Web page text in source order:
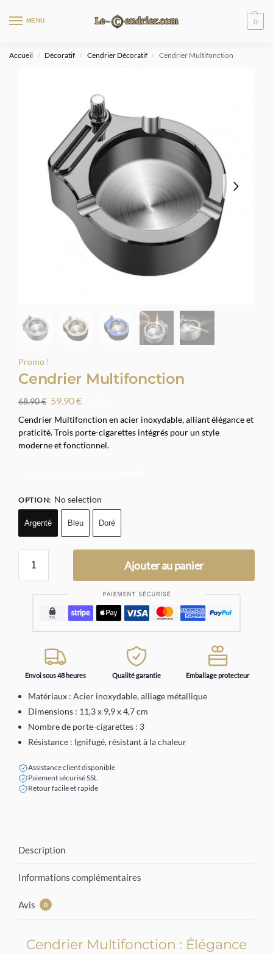
MENU 0
Accueil / Décoratif / Cendrier Décoratif / Cendrier Multifonction
Promo !
Cendrier Multifonction
68.90€ 59.90€
Cendrier Multifonction en acier inoxydable, alliant élégance et
praticité. Trois porte-cigarettes intégrés pour un style
moderne et fonctionnel.
OPTION: No selection
Argenté Bleu Doré
Ajouter au panier
Envoi sous 48 heures Qualité garantie Emballage protecteur
Matériaux : Acier inoxydable, alliage métallique
Dimensions : 11,3 x 9,9 x 4,7 cm
Nombre de porte-cigarettes : 3
Résistance : Ignifugé, résistant à la chaleur
Assistance client disponible
Paiement sécurisé SSL
Retour facile et rapide
Description
Informations complémentaires
Avis 0
Cendrier Multifonction : Élégance